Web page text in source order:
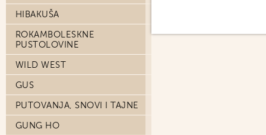
HIBAKUŠA
ROKAMBOLESKNE
PUSTOLOVINE
WILD WEST
GUS
PUTOVANJA, SNOVI I TAJNE
GUNG HO